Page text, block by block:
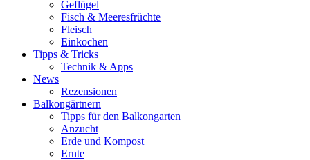
Geflügel
Fisch & Meeresfrüchte
Fleisch
Einkochen
Tipps & Tricks
Technik & Apps
News
Rezensionen
Balkongärtnern
Tipps für den Balkongarten
Anzucht
Erde und Kompost
Ernte